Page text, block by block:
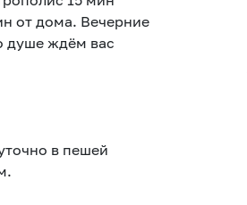
от дома. Вечерние
душе ждём вас
в пешей